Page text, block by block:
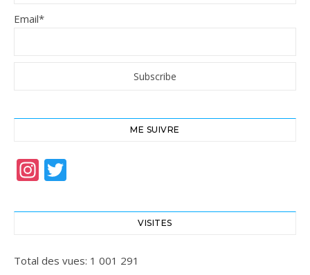
Email*
ME SUIVRE
Instagram
VISITES
Total des vues: 1 001 291